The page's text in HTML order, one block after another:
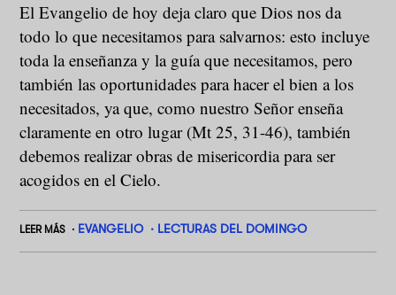
El Evangelio de hoy deja claro que Dios nos da
todo lo que necesitamos para salvarnos: esto incluye
toda la enseñanza y la guía que necesitamos, pero
también las oportunidades para hacer el bien a los
necesitados, ya que, como nuestro Señor enseña
claramente en otro lugar (Mt 25, 31-46), también
debemos realizar obras de misericordia para ser
acogidos en el Cielo.
LEER MÁS EVANGELIO LECTURAS DEL DOMINGO